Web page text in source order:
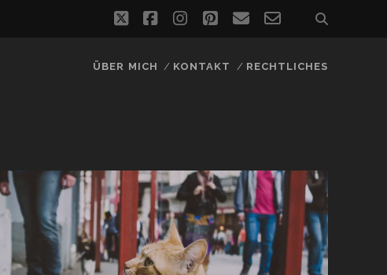
twitterfacebookinstagram
pinterest
emailemail-
ÜBER MICH KONTAKT RECHTLICHES